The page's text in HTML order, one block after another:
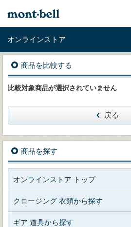
オンラインストア
商品を比較する
比較対象商品が選択されていません
戻る
商品を探す
オンラインストア トップ
クロージング 衣類から探す
ギア 道具から探す